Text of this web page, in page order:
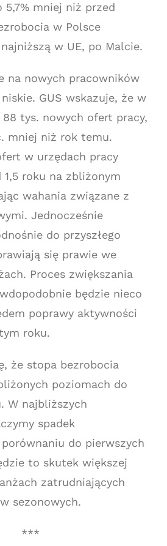
5,7% mniej niż przed
w Polsce
w UE, po Malcie.
na nowych pracowników
GUS wskazuje, że w
tys. nowych ofert pracy,
mniej niż rok temu.
w urzędach pracy
roku na zbliżonym
wahania związane z
Jednocześnie
do przyszłego
się prawie we
Proces zwiększania
będzie nieco
poprawy aktywności
roku.
że stopa bezrobocia
poziomach do
W najbliższych
spadek
do pierwszych
to skutek większej
zatrudniających
sezonowych.
***